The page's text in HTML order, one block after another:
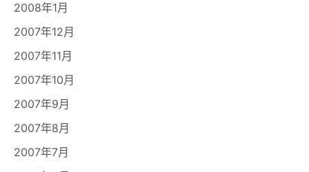
2008年1月
2007年12月
2007年11月
2007年10月
2007年9月
2007年8月
2007年7月